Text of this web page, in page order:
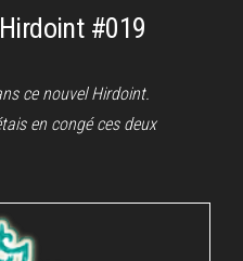
#019
ce nouvel Hirdoint.
en congé ces deux